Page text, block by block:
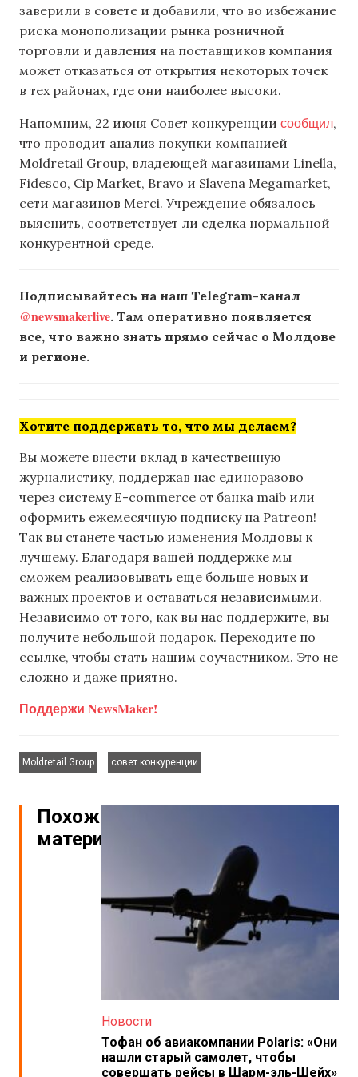
заверили в совете и добавили, что во избежание
риска монополизации рынка розничной
торговли и давления на поставщиков компания
может отказаться от открытия некоторых точек
в тех районах, где они наиболее высоки.
Напомним, 22 июня Совет конкуренции сообщил,
что проводит анализ покупки компанией
Moldretail Group, владеющей магазинами Linella,
Fidesco, Cip Market, Bravo и Slavena Megamarket,
сети магазинов Merci. Учреждение обязалось
выяснить, соответствует ли сделка нормальной
конкурентной среде.
Подписывайтесь на наш Telegram-канал
@newsmakerlive. Там оперативно появляется
все, что важно знать прямо сейчас о Молдове
и регионе.
Хотите поддержать то, что мы делаем?
Вы можете внести вклад в качественную
журналистику, поддержав нас единоразово
через систему E-commerce от банка maib или
оформить ежемесячную подписку на Patreon!
Так вы станете частью изменения Молдовы к
лучшему. Благодаря вашей поддержке мы
сможем реализовывать еще больше новых и
важных проектов и оставаться независимыми.
Независимо от того, как вы нас поддержите, вы
получите небольшой подарок. Переходите по
ссылке, чтобы стать нашим соучастником. Это не
сложно и даже приятно.
Поддержи NewsMaker!
Moldretail Group
совет конкуренции
Похожие
материалы
Новости
Тофан об авиакомпании Polaris: «Они
нашли старый самолет, чтобы
совершать рейсы в Шарм-эль-Шейх»